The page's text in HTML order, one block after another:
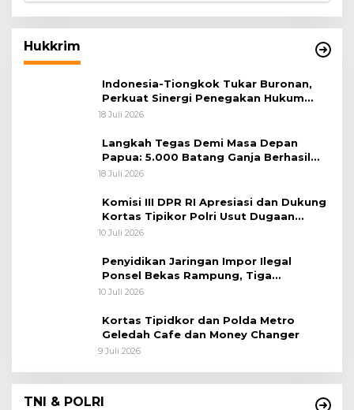
Hukkrim
Indonesia-Tiongkok Tukar Buronan,
Perkuat Sinergi Penegakan Hukum
Lintas Negara
18 Juli 2026
Langkah Tegas Demi Masa Depan
Papua: 5.000 Batang Ganja Berhasil
Diungkap Koops TNI Habema
18 Juli 2026
Komisi III DPR RI Apresiasi dan Dukung
Kortas Tipikor Polri Usut Dugaan
Korupsi Batu Bara
10 Juli 2026
Penyidikan Jaringan Impor Ilegal
Ponsel Bekas Rampung, Tiga
Tersangka Sudah P-21 dan Satu Buron
10 Juli 2026
Kortas Tipidkor dan Polda Metro
Geledah Cafe dan Money Changer
9 Juli 2026
TNI & POLRI